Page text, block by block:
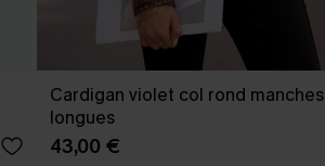
Cardigan violet col rond manches
longues
43,00 €